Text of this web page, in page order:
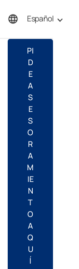
Español
PI
D
E
A
S
E
S
O
R
A
M
IE
N
T
O
A
Q
U
Í